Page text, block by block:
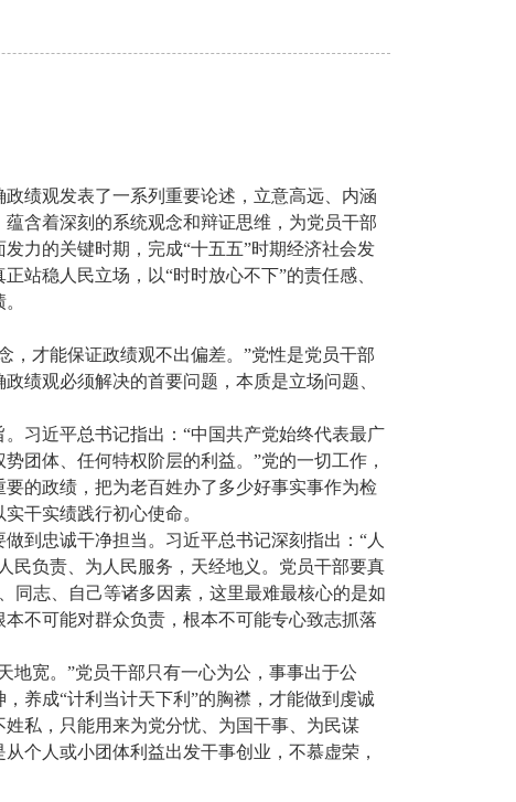
绩观发表了一系列重要论述，立意高远、内涵
含着深刻的系统观念和辩证思维，为党员干部
力的关键时期，完成“十五五”时期经济社会发
站稳人民立场，以“时时放心不下”的责任感、
，才能保证政绩观不出偏差。”党性是党员干部
绩观必须解决的首要问题，本质是立场问题、
习近平总书记指出：“中国共产党始终代表最广
团体、任何特权阶层的利益。”党的一切工作，
的政绩，把为老百姓办了多少好事实事作为检
干实绩践行初心使命。
到忠诚干净担当。习近平总书记深刻指出：“人
民负责、为人民服务，天经地义。党员干部要真
同志、自己等诸多因素，这里最难最核心的是如
不可能对群众负责，根本不可能专心致志抓落
地宽。”党员干部只有一心为公，事事出于公
养成“计利当计天下利”的胸襟，才能做到虔诚
私，只能用来为党分忧、为国干事、为民谋
个人或小团体利益出发干事创业，不慕虚荣，